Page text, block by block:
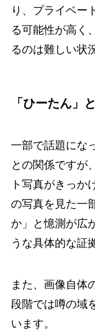
り、プライベー
る可能性が高く
るのは難しい状
「ひーたん」
一部で話題にな
との関係ですが
ト写真がきっか
の写真を見た一
か」と憶測が広
うな具体的な証
また、画像自体
段階では噂の域
います。